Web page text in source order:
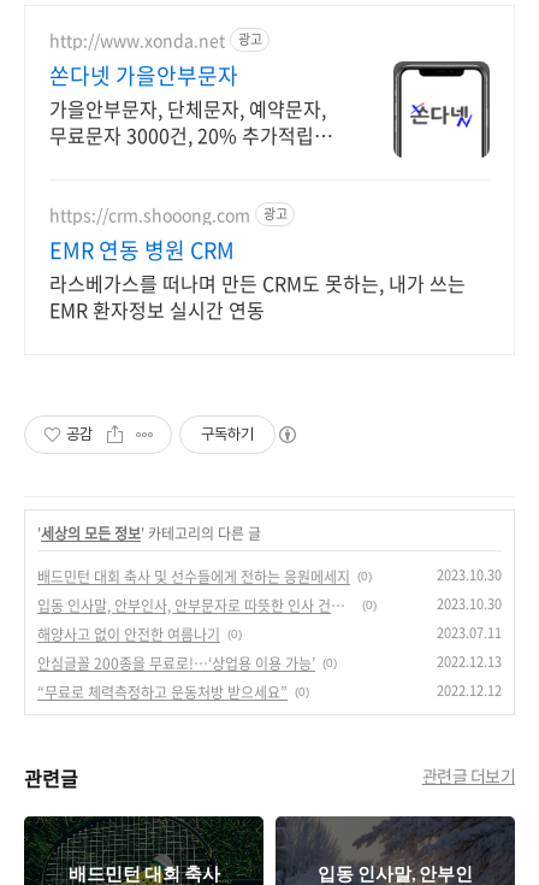
http://www.xonda.net 광고
쏜다넷 가을안부문자
가을안부문자, 단체문자, 예약문자,
무료문자 3000건, 20% 추가적립이
https://crm.shooong.com 광고
EMR 연동 병원 CRM
라스베가스를 떠나며 만든 CRM도 못하는, 내가 쓰는
EMR 환자정보 실시간 연동
공감 구독하기
'세상의 모든 정보' 카테고리의 다른 글
배드민턴 대회 축사 및 선수들에게 전하는 응원메세지
(0) 2023.10.30
입동 인사말, 안부인사, 안부문자로 따뜻한 인사 건네기 (0) 2023.10.30
해양사고 없이 안전한 여름나기 (0) 2023.07.11
안심글꼴 200종을 무료로!…‘상업용 이용 가능’ (0) 2022.12.13
“무료로 체력측정하고 운동처방 받으세요” (0) 2022.12.12
관련글 관련글 더보기
배드민턴 대회 축사
입동 인사말, 안부인